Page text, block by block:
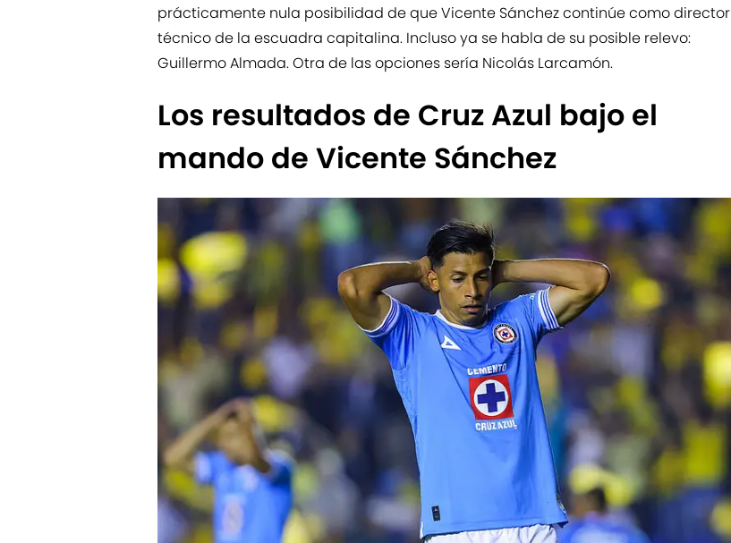
prácticamente nula posibilidad de que Vicente Sánchez continúe como director
técnico de la escuadra capitalina. Incluso ya se habla de su posible relevo:
Guillermo Almada. Otra de las opciones sería Nicolás Larcamón.
Los resultados de Cruz Azul bajo el
mando de Vicente Sánchez